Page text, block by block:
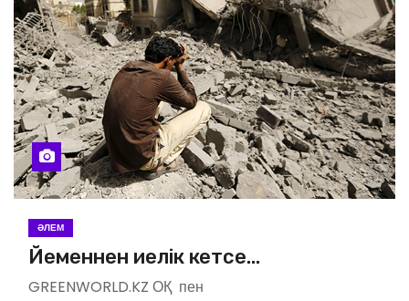
ӘЛЕМ
Йеменнен иелік кетсе…
GREENWORLD.KZ ОҚ пен